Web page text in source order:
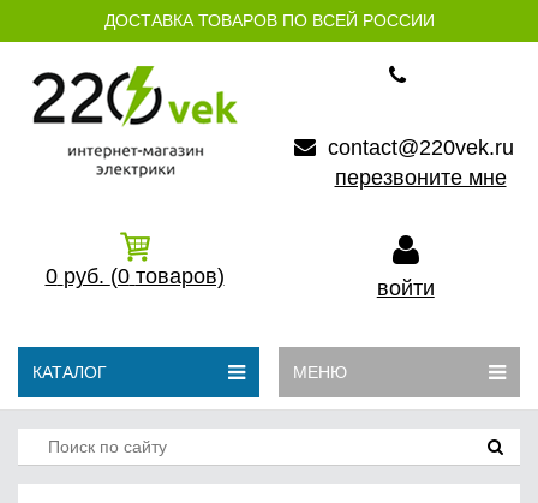
ДОСТАВКА ТОВАРОВ ПО ВСЕЙ РОССИИ
contact@220vek.ru
перезвоните мне
0 руб. (0 товаров) войти
КАТАЛОГ МЕНЮ